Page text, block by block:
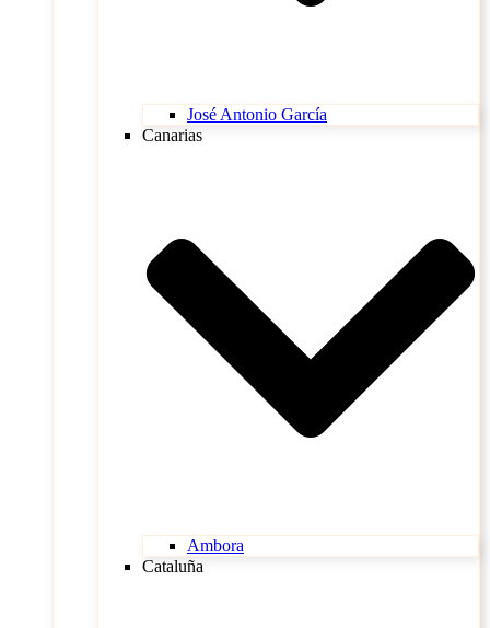
José Antonio García
Canarias
Ambora
Cataluña